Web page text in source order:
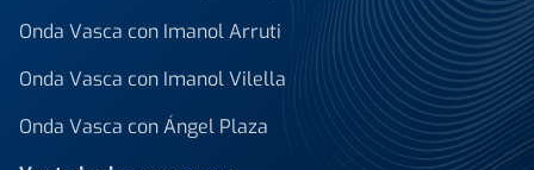
Onda Vasca con Imanol Arruti
Onda Vasca con Imanol Vilella
Onda Vasca con Ángel Plaza